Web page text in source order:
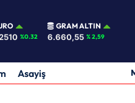
%0.32
GRAM ALTIN
6.660,55 % 2,59
Asayiş